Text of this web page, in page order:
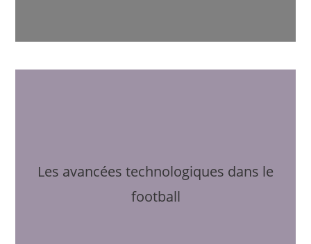
Les avancées technologiques dans le
football